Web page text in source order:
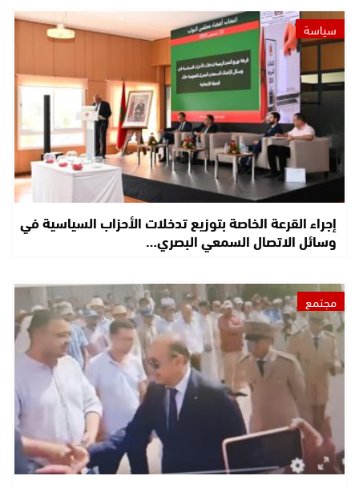
سياسة
إجراء القرعة الخاصة بتوزيع تدخلات الأحزاب السياسية في
وسائل الاتصال السمعي البصري…
مجتمع